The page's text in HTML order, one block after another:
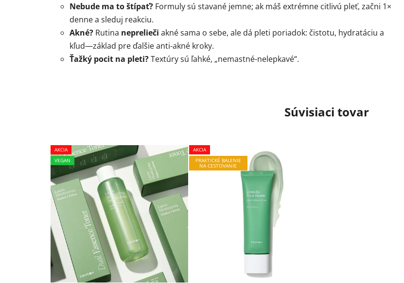
Nebude ma to štípať? Formuly sú stavané jemne; ak máš extrémne citlivú pleť, začni 1×
denne a sleduj reakciu.
Akné? Rutina neprelieči akné sama o sebe, ale dá pleti poriadok: čistotu, hydratáciu a
kľud—základ pre ďalšie anti-akné kroky.
Ťažký pocit na pleti?Textúry sú ľahké, „nemastné-nelepkavé“.
Súvisiaci tovar
AKCIA
VEGAN
AKCIA
PRAKTICKÉ BALENIE
NA CESTOVANIE